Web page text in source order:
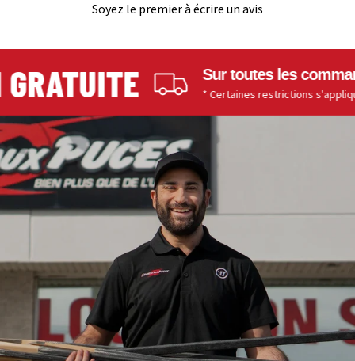
Soyez le premier à écrire un avis
Sur toutes les
* Certaines restrictions s'appliquent.